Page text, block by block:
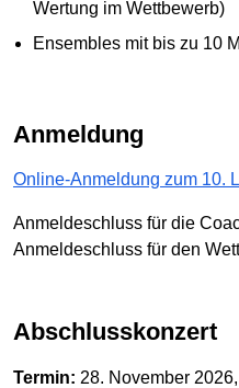
Wertung im Wettbewerb)
Ensembles mit bis zu 10
Anmeldung
Online-Anmeldung zum 10.
Anmeldeschluss für die
Anmeldeschluss für den
Abschlusskonzert
Termin: 28. November